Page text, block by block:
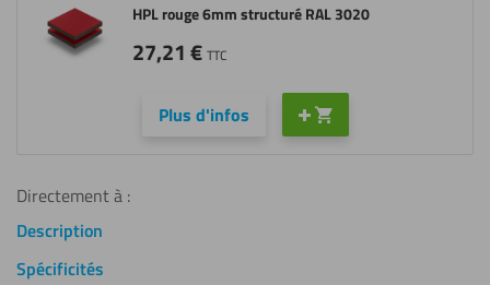
Plus d'infos
HPL rouge 6mm structuré RAL 3020
27,21€ TTC
Directement à :
Description
Spécificités